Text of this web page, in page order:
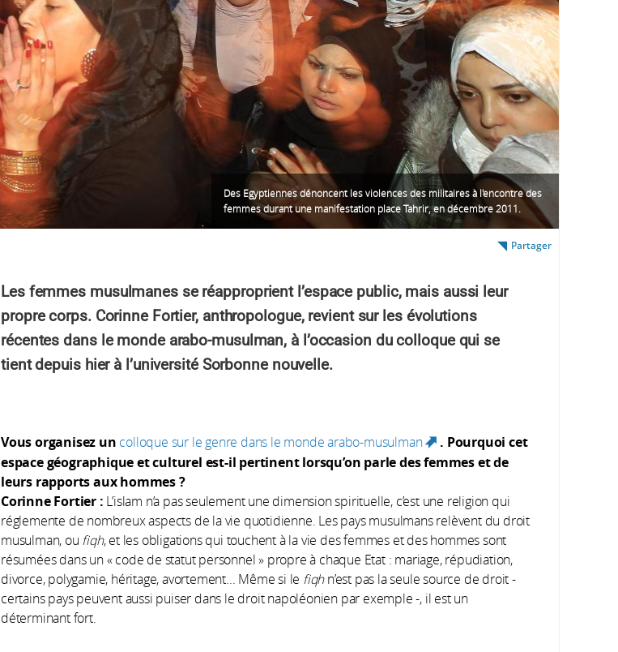
Des Egyptiennes dénoncent les violences des militaires à l'encontre des
femmes durant une manifestation place Tahrir, en décembre 2011.
Partager
Les femmes musulmanes se réapproprient l’espace public, mais aussi leur
propre corps. Corinne Fortier, anthropologue, revient sur les évolutions
récentes dans le monde arabo-musulman, à l’occasion du colloque qui se
tient depuis hier à l’université Sorbonne nouvelle.
Vous organisez un colloque sur le genre dans le monde arabo-musulman
(link is
external)
. Pourquoi cet
espace géographique et culturel est-il pertinent lorsqu’on parle des femmes et de
leurs rapports aux hommes ?
Corinne Fortier : L’islam n’a pas seulement une dimension spirituelle, c’est une religion qui
réglemente de nombreux aspects de la vie quotidienne. Les pays musulmans relèvent du droit
musulman, ou fiqh, et les obligations qui touchent à la vie des femmes et des hommes sont
résumées dans un « code de statut personnel » propre à chaque Etat : mariage, répudiation,
divorce, polygamie, héritage, avortement... Même si le fiqhn’est pas la seule source de droit -
certains pays peuvent aussi puiser dans le droit napoléonien par exemple -, il est un
déterminant fort.